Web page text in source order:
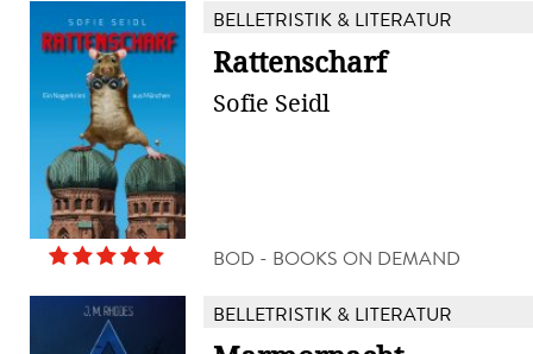
BELLETRISTIK & LITERATUR
Rattenscharf
Sofie Seidl
BOD - BOOKS ON DEMAND
BELLETRISTIK & LITERATUR